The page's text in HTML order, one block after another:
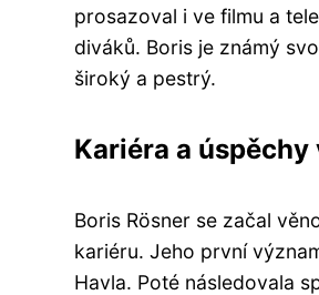
prosazoval i ve filmu a
diváků. Boris je známý
široký a pestrý.
Kariéra a
Boris Rösner se začal
kariéru. Jeho první
Havla. Poté následovala